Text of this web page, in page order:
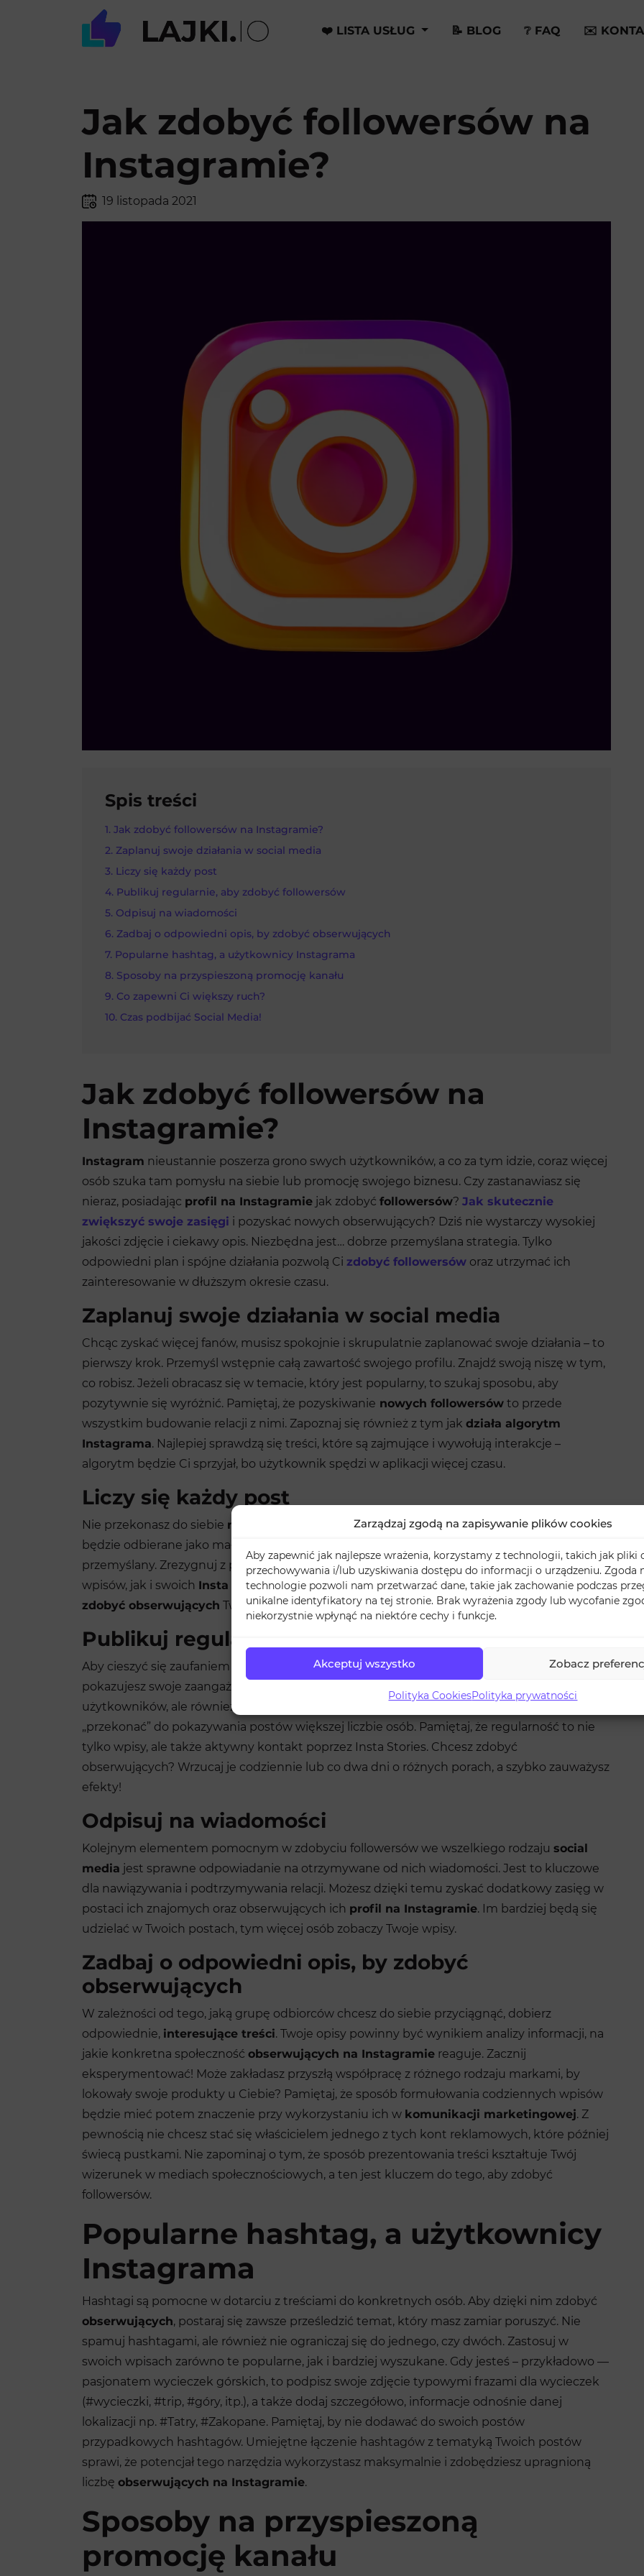
Zarządzaj zgodą na zapisywanie plików cookies
Aby zapewnić jak najlepsze wrażenia, korzystamy z technologii, takich jak pliki
przechowywania i/lub uzyskiwania dostępu do informacji o urządzeniu. Zgoda
technologie pozwoli nam przetwarzać dane, takie jak zachowanie podczas
unikalne identyfikatory na tej stronie. Brak wyrażenia zgody lub wycofanie
niekorzystnie wpłynąć na niektóre cechy i funkcje.
Akceptuj wszystko Zobacz
Polityka CookiesPolityka prywatności
❤️ LISTA USŁUG 📝 BLOG ❔ FAQ ✉️
Jak zdobyć followersów na
Instagramie?
19 listopada 2021
Spis treści
Jak zdobyć followersów na Instagramie?
Zaplanuj swoje działania w social media
Liczy się każdy post
Publikuj regularnie, aby zdobyć followersów
Odpisuj na wiadomości
Zadbaj o odpowiedni opis, by zdobyć obserwujących
Popularne hashtag, a użytkownicy Instagrama
Sposoby na przyspieszoną promocję kanału
Co zapewni Ci większy ruch?
Czas podbijać Social Media!
Jak zdobyć followersów na
Instagramie?
Instagram nieustannie poszerza grono swych użytkowników, a co za tym idzie, coraz więcej
osób szuka tam pomysłu na siebie lub promocję swojego biznesu. Czy zastanawiasz się
nieraz, posiadając profil na Instagramie jak zdobyć followersów? Jak skutecznie
zwiększyć swoje zasięgi i pozyskać nowych obserwujących? Dziś nie wystarczy wysokiej
jakości zdjęcie i ciekawy opis. Niezbędna jest… dobrze przemyślana strategia. Tylko
odpowiedni plan i spójne działania pozwolą Ci zdobyć followersów oraz utrzymać ich
zainteresowanie w dłuższym okresie czasu.
Zaplanuj swoje działania w social media
Chcąc zyskać więcej fanów, musisz spokojnie i skrupulatnie zaplanować swoje działania – to
pierwszy krok. Przemyśl wstępnie całą zawartość swojego profilu. Znajdź swoją niszę w tym,
co robisz. Jeżeli obracasz się w temacie, który jest popularny, to szukaj sposobu, aby
pozytywnie się wyróżnić. Pamiętaj, że pozyskiwanie nowych followersów to przede
wszystkim budowanie relacji z nimi. Zapoznaj się również z tym jak działa algorytm
Instagrama. Najlepiej sprawdzą się treści, które są zajmujące i wywołują interakcje –
algorytm będzie Ci sprzyjał, bo użytkownik spędzi w aplikacji więcej czasu.
Liczy się każdy post
Nie przekonasz do siebie nowych obserwujących na Instagramie, jeżeli Twoje konto
będzie odbierane jako mało wyraziste i ubogie w treści. Każdy post powinien być
przemyślany. Zrezygnuj z przypadkowych treści. Dobierz odpowiednią częstotliwość swoich
wpisów, jak i swoich Insta Stories.Zadbaj o odpowiednie hashtagi i opis. Pamiętaj, że, aby
zdobyć obserwujących Twój profil musi pozostawać spójny.
Publikuj regularnie, aby zdobyć followersów
Aby cieszyć się zaufaniem odbiorców, trzeba publikować posty regularnie. Dzięki temu
pokazujesz swoje zaangażowanie w prowadzeniu konta. Jest to ważne nie tylko dla
użytkowników, ale również dla samego
„przekonać” do pokazywania postów większej liczbie osób. Pamiętaj, że regularność to nie
tylko wpisy, ale także aktywny kontakt poprzez Insta Stories. Chcesz zdobyć
obserwujących? Wrzucaj je codziennie lub co dwa dni o różnych porach, a szybko zauważysz
efekty!
Odpisuj na wiadomości
Kolejnym elementem pomocnym w zdobyciu followersów we wszelkiego rodzaju social
media jest sprawne odpowiadanie na otrzymywane od nich wiadomości. Jest to kluczowe
dla nawiązywania i podtrzymywania relacji. Możesz dzięki temu zyskać dodatkowy zasięg w
postaci ich znajomych oraz obserwujących ich profil na Instagramie. Im bardziej będą się
udzielać w Twoich postach, tym więcej osób zobaczy Twoje wpisy.
Zadbaj o odpowiedni opis, by zdobyć
obserwujących
W zależności od tego, jaką grupę odbiorców chcesz do siebie przyciągnąć, dobierz
odpowiednie, interesujące treści. Twoje opisy powinny być wynikiem analizy informacji, na
jakie konkretna społeczność obserwujących na Instagramie reaguje. Zacznij
eksperymentować! Może zakładasz przyszłą współpracę z różnego rodzaju markami, by
lokowały swoje produkty u Ciebie? Pamiętaj, że sposób formułowania codziennych wpisów
będzie mieć potem znaczenie przy wykorzystaniu ich w komunikacji marketingowej. Z
pewnością nie chcesz stać się właścicielem jednego z tych kont reklamowych, które później
świecą pustkami. Nie zapominaj o tym, że sposób prezentowania treści kształtuje Twój
wizerunek w mediach społecznościowych, a ten jest kluczem do tego, aby zdobyć
followersów.
Popularne hashtag, a użytkownicy
Instagrama
Hashtagi są pomocne w dotarciu z treściami do konkretnych osób. Aby dzięki nim zdobyć
obserwujących, postaraj się zawsze prześledzić temat, który masz zamiar poruszyć. Nie
spamuj hashtagami, ale również nie ograniczaj się do jednego, czy dwóch. Zastosuj w
swoich wpisach zarówno te popularne, jak i bardziej wyszukane. Gdy jesteś – przykładowo —
pasjonatem wycieczek górskich, to podpisz swoje zdjęcie typowymi frazami dla wycieczek
(#wycieczki, #trip, #góry, itp.), a także dodaj szczegółowo, informacje odnośnie danej
lokalizacji np. #Tatry, #Zakopane. Pamiętaj, by nie dodawać do swoich postów
przypadkowych hashtagów. Umiejętne łączenie hashtagów z tematyką Twoich postów
sprawi, że potencjał tego narzędzia wykorzystasz maksymalnie i zdobędziesz upragnioną
liczbę obserwujących na Instagramie.
Sposoby na przyspieszoną
promocję kanału